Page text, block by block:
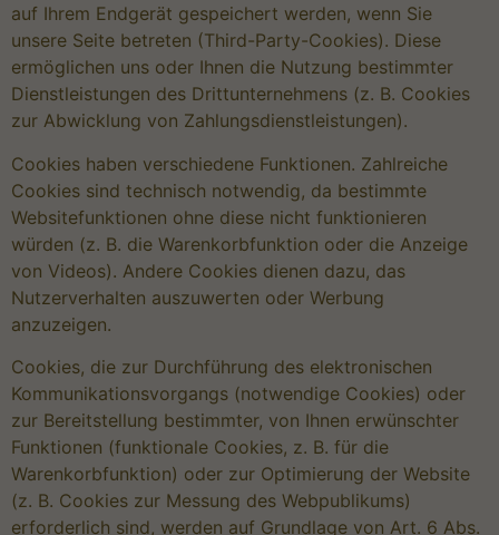
auf Ihrem Endgerät gespeichert werden, wenn Sie
unsere Seite betreten (Third-Party-Cookies). Diese
ermöglichen uns oder Ihnen die Nutzung bestimmter
Dienstleistungen des Drittunternehmens (z. B. Cookies
zur Abwicklung von Zahlungsdienstleistungen).
Cookies haben verschiedene Funktionen. Zahlreiche
Cookies sind technisch notwendig, da bestimmte
Websitefunktionen ohne diese nicht funktionieren
würden (z. B. die Warenkorbfunktion oder die Anzeige
von Videos). Andere Cookies dienen dazu, das
Nutzerverhalten auszuwerten oder Werbung
anzuzeigen.
Cookies, die zur Durchführung des elektronischen
Kommunikationsvorgangs (notwendige Cookies) oder
zur Bereitstellung bestimmter, von Ihnen erwünschter
Funktionen (funktionale Cookies, z. B. für die
Warenkorbfunktion) oder zur Optimierung der Website
(z. B. Cookies zur Messung des Webpublikums)
erforderlich sind, werden auf Grundlage von Art. 6 Abs.